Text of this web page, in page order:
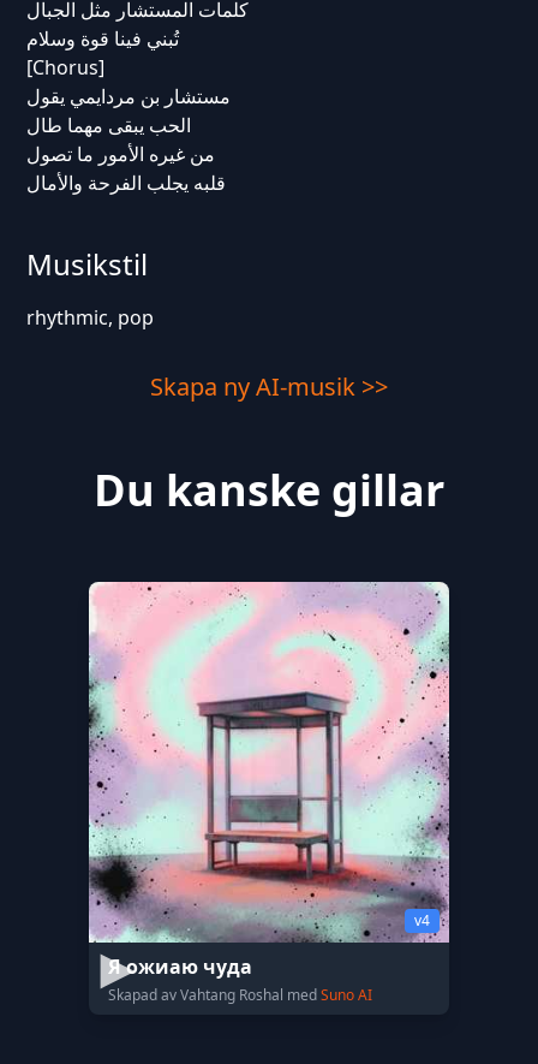
كلمات المستشار مثل الجبال
تُبني فينا قوة وسلام
[Chorus]
مستشار بن مردايمي يقول
الحب يبقى مهما طال
من غيره الأمور ما تصول
قلبه يجلب الفرحة والأمال
Musikstil
rhythmic, pop
Skapa ny AI-musik >>
Du kanske gillar
v4
Я ожиаю чуда
Skapad av Vahtang Roshal medSuno AI